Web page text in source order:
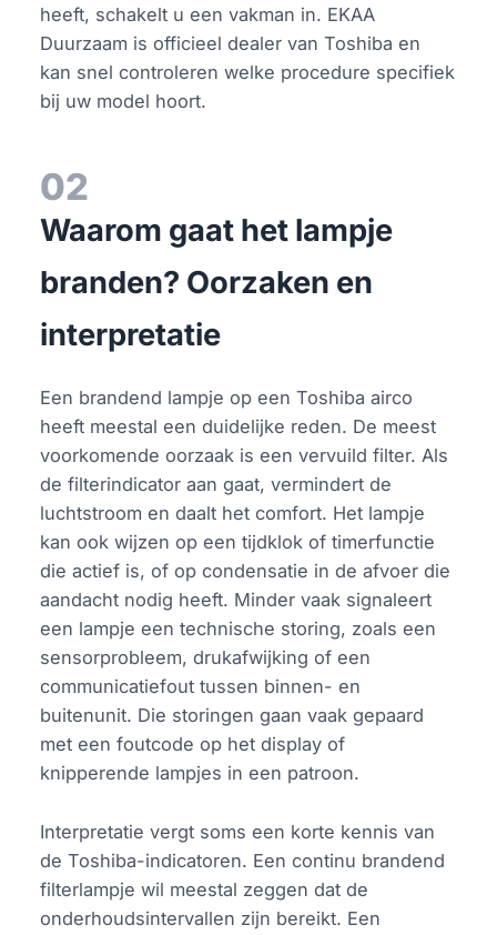
heeft, schakelt u een vakman in. EKAA
Duurzaam is officieel dealer van Toshiba en
kan snel controleren welke procedure specifiek
bij uw model hoort.
02
Waarom gaat het lampje
branden? Oorzaken en
interpretatie
Een brandend lampje op een Toshiba airco
heeft meestal een duidelijke reden. De meest
voorkomende oorzaak is een vervuild filter. Als
de filterindicator aan gaat, vermindert de
luchtstroom en daalt het comfort. Het lampje
kan ook wijzen op een tijdklok of timerfunctie
die actief is, of op condensatie in de afvoer die
aandacht nodig heeft. Minder vaak signaleert
een lampje een technische storing, zoals een
sensorprobleem, drukafwijking of een
communicatiefout tussen binnen- en
buitenunit. Die storingen gaan vaak gepaard
met een foutcode op het display of
knipperende lampjes in een patroon.
Interpretatie vergt soms een korte kennis van
de Toshiba-indicatoren. Een continu brandend
filterlampje wil meestal zeggen dat de
onderhoudsintervallen zijn bereikt. Een